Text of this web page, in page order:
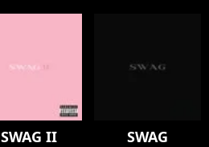
SWAG II SWAG